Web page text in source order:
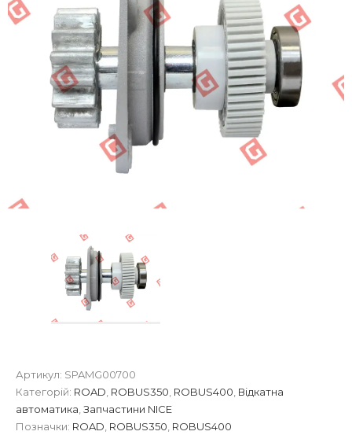
Артикул: SPAMG00700
Категорій: ROAD ROBUS350 ROBUS400 Відкатна
автоматика Запчастини NICE
Позначки: ROAD ROBUS350 ROBUS400